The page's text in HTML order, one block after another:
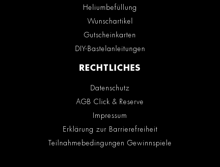
Heliumbefüllung
Wunschartikel
Gutscheinkarten
DIY-Bastelanleitungen
RECHTLICHES
Datenschutz
AGB Click & Reserve
Impressum
Erklärung zur Barrierefreiheit
Teilnahmebedingungen Gewinnspiele